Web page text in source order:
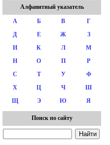
Алфавитный указатель
А Б В
Г
Д
Е Ж
З
И
К Л
М
Н
О П
Р
С
Т У
Ф
Х
Ц Ч
Ш
Щ
Э Ю Я
Поиск по сайту